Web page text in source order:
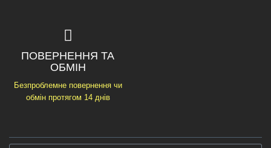
ПОВЕРНЕННЯ ТА
ОБМІН
Безпроблемне повернення чи
обмін протягом 14 днів